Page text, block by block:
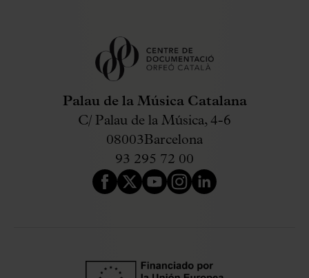
Palau de la Música Catalana
C/ Palau de la Música, 4-6
08003Barcelona
93 295 72 00